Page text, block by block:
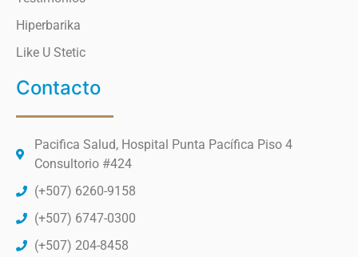
Hiperbarika
Like U Stetic
Contacto
Pacifica Salud, Hospital Punta Pacífica Piso 4
Consultorio #424
(+507) 6260-9158
(+507) 6747-0300
(+507) 204-8458